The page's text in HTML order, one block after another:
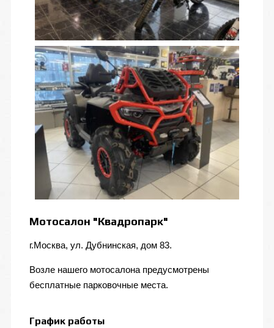
Мотосалон "Квадропарк"
г.Москва, ул. Дубнинская, дом 83.
Возле нашего мотосалона предусмотрены
бесплатные парковочные места.
График работы